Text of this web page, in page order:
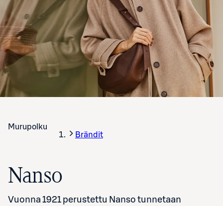
Murupolku
Brändit
Nanso
Vuonna 1921 perustettu Nanso tunnetaan